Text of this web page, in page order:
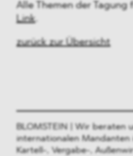
Alle Themen der Tagung
Link.
zurück zur Übersicht
BLOMSTEIN | Wir beraten
internationalen Mandanten
Kartell-, Vergabe-,